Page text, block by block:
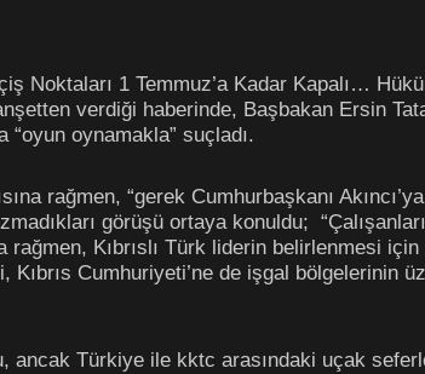
Noktaları 1 Temmuz’a Kadar Kapalı…
verdiği haberinde, Başbakan Ersin
“oyun oynamakla” suçladı.
rağmen, “gerek Cumhurbaşkanı
görüşü ortaya konuldu;
Kıbrıslı Türk liderin belirlenmesi için
Kıbrıs Cumhuriyeti’ne de işgal bölgelerinin
ancak Türkiye ile kktc arasındaki uçak